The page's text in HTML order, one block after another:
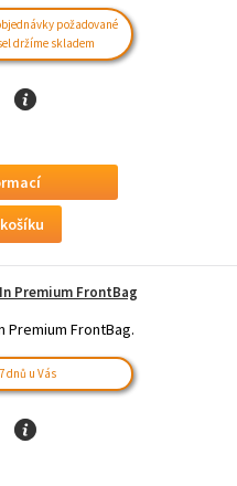
požadované
držíme skladem
I
Premium FrontBag
Premium FrontBag.
dnů u Vás
I